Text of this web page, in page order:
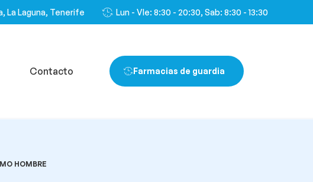
La Laguna, Tenerife Lun - VIe: 8:30 - 20:30, Sab: 8:30 - 13:30
Contacto Farmacias de guardia
HOMBRE